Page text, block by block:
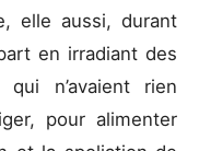
elle aussi, durant
en irradiant des
n’avaient rien
pour alimenter